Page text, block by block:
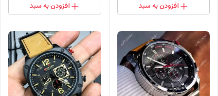
افزودن به سبد افزودن به سبد